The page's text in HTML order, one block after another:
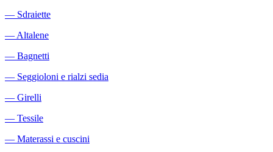
― Sdraiette
―Altalene
― Bagnetti
― Seggioloni e rialzi sedia
― Girelli
― Tessile
― Materassi e cuscini